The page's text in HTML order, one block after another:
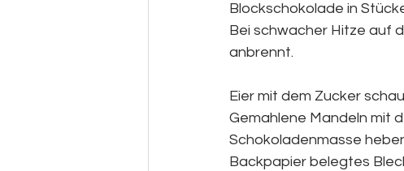
Blockschokolade in
Bei schwacher Hitze auf
anbrennt.
Eier mit dem Zucker
Gemahlene Mandeln mit
Schokoladenmasse
Backpapier belegtes